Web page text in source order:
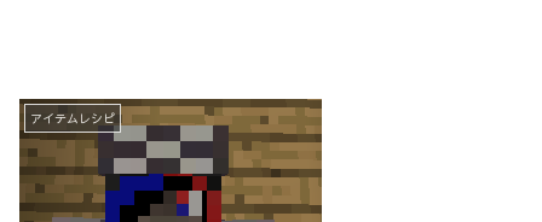
アイテムレシピ